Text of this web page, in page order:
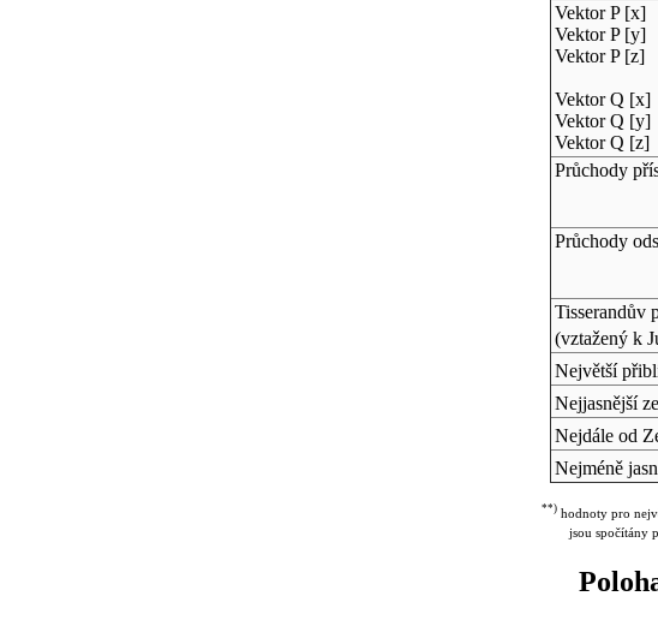
Vektor P [x]
Vektor P [y]
Vektor P [z]
Vektor Q [x]
Vektor Q [y]
Vektor Q [z]
Průchody
Průchody
Tisserandův
(vztažený k
Největší
Nejjasnější
Nejdále od
Nejméně
**) hodnoty pro
jsou spočítány